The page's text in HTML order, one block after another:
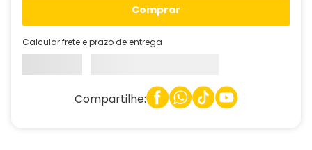
comprar
Calcular frete e prazo de entrega
Compartilhe: